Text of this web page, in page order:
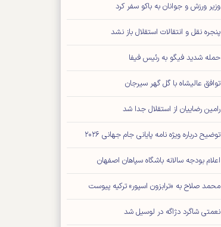
وزیر ورزش و جوانان به باکو سفر کرد
پنجره نقل و انتقالات استقلال باز نشد
حمله شدید فیگو به رئیس فیفا
توافق عالیشاه با گل گهر سیرجان
رامین رضاییان از استقلال جدا شد
توضیح درباره ویژه نامه پایانی جام جهانی ۲۰۲۶
اعلام بودجه سالانه باشگاه سپاهان اصفهان
محمد صلاح به «ترابزون اسپور» ترکیه پیوست
نعمتی شاگرد دژاگه در لوسیل شد